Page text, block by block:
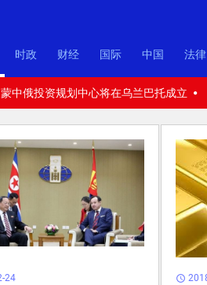
时政 财经 国际 中国 法律
蒙中俄投资规划中心将在乌兰巴托成立
24 schedule